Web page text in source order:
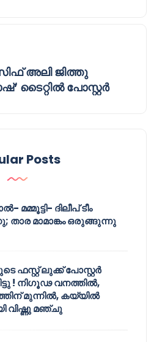
അലി ജിത്തു
ടൈറ്റിൽ പോസ്റ്റർ
Posts
ദിലീപ് ടീം
താര മാമാങ്കം ഒരുങ്ങുന്നു
ഫസ്റ്റ് ലുക്ക് പോസ്റ്റർ
! നിഗൂഢ വനത്തിൽ,
മുന്നിൽ, കയ്യിൽ
വിഷ്ണു മഞ്ചു